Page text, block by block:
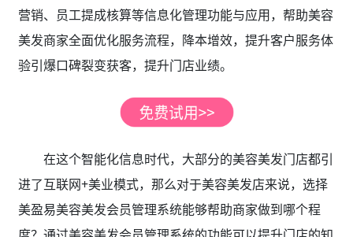
营销、员工提成核算等信息化管理功能与应用，帮助美容
美发商家全面优化服务流程，降本增效，提升客户服务体
验引爆口碑裂变获客，提升门店业绩。
在这个智能化信息时代，大部分的美容美发门店都引
进了互联网+美业模式，那么对于美容美发店来说，选择
美盈易美容美发会员管理系统能够帮助商家做到哪个程